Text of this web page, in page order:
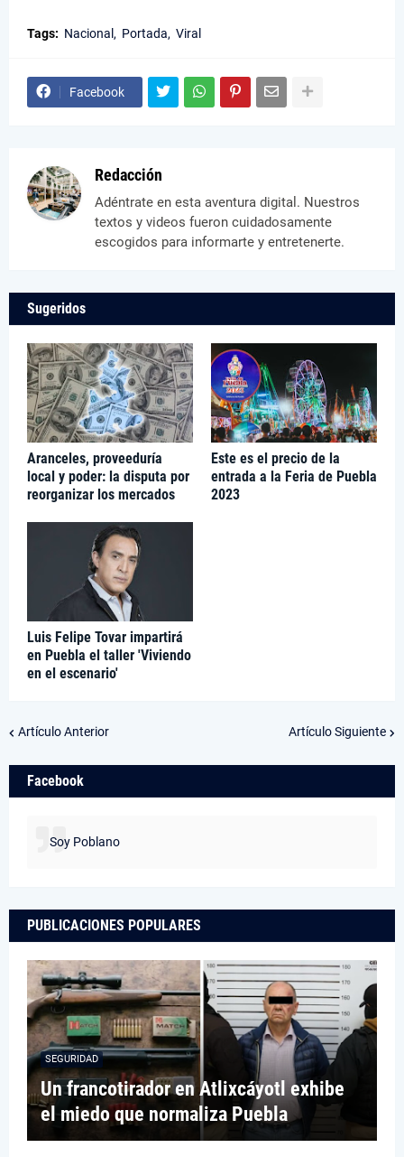
Tags: Nacional Portada Viral
Facebook
Redacción
Adéntrate en esta aventura digital. Nuestros
textos y videos fueron cuidadosamente
escogidos para informarte y entretenerte.
Sugeridos
Aranceles, proveeduría
local y poder: la disputa por
reorganizar los mercados
Este es el precio de la
entrada a la Feria de Puebla
2023
Luis Felipe Tovar impartirá
en Puebla el taller 'Viviendo
en el escenario'
Artículo Anterior Artículo Siguiente
Facebook
Soy Poblano
PUBLICACIONES POPULARES
SEGURIDAD
Un francotirador en Atlixcáyotl exhibe
el miedo que normaliza Puebla